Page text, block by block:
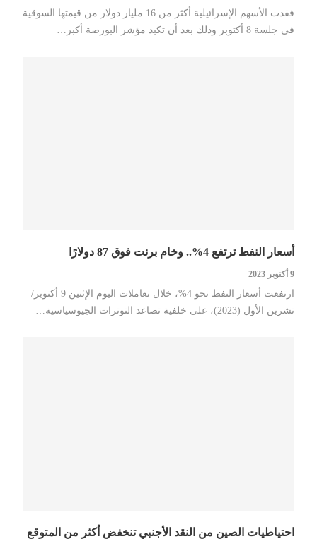
فقدت الأسهم الإسرائيلية أكثر من 16 مليار دولار من قيمتها السوقية
في جلسة 8 أكتوبر وذلك بعد أن تكبد مؤشر البورصة أكبر…
أسعار النفط ترتفع 4%.. وخام برنت فوق 87 دولارًا
9 أكتوبر 2023
ارتفعت أسعار النفط نحو 4%، خلال تعاملات اليوم الإثنين 9 أكتوبر/
تشرين الأول (2023)، على خلفية تصاعد التوترات الجيوسياسية…
احتياطيات الصين من النقد الأجنبي تنخفض أكثر من المتوقع